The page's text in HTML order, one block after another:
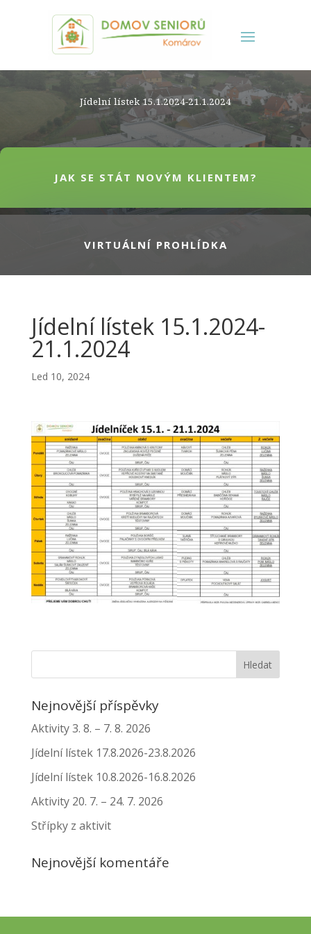
Jídelní lístek 15.1.2024-21.1.2024
JAK SE STÁT NOVÝM KLIENTEM?
VIRTUÁLNÍ PROHLÍDKA
Jídelní lístek 15.1.2024-
21.1.2024
Led 10, 2024
Nejnovější příspěvky
Aktivity 3. 8. – 7. 8. 2026
Jídelní lístek 17.8.2026-23.8.2026
Jídelní lístek 10.8.2026-16.8.2026
Aktivity 20. 7. – 24. 7. 2026
Střípky z aktivit
Nejnovější komentáře